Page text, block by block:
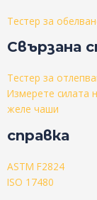
Тестер за
Свързана
Тестер за
Измерете силата
желе чаши
справка
ASTM F2824
ISO 17480